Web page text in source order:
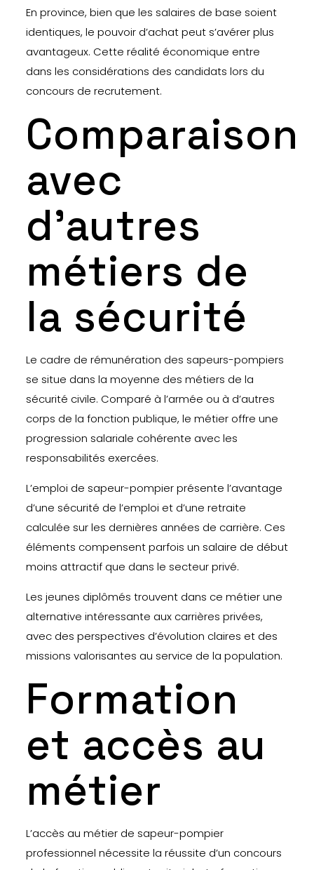
En province, bien que les salaires de base soient
identiques, le pouvoir d’achat peut s’avérer plus
avantageux. Cette réalité économique entre
dans les considérations des candidats lors du
concours de recrutement.
Comparaison
avec
d’autres
métiers de
la sécurité
Le cadre de rémunération des sapeurs-pompiers
se situe dans la moyenne des métiers de la
sécurité civile. Comparé à l’armée ou à d’autres
corps de la fonction publique, le métier offre une
progression salariale cohérente avec les
responsabilités exercées.
L’emploi de sapeur-pompier présente l’avantage
d’une sécurité de l’emploi et d’une retraite
calculée sur les dernières années de carrière. Ces
éléments compensent parfois un salaire de début
moins attractif que dans le secteur privé.
Les jeunes diplômés trouvent dans ce métier une
alternative intéressante aux carrières privées,
avec des perspectives d’évolution claires et des
missions valorisantes au service de la population.
Formation
et accès au
métier
L’accès au métier de sapeur-pompier
professionnel nécessite la réussite d’un concours